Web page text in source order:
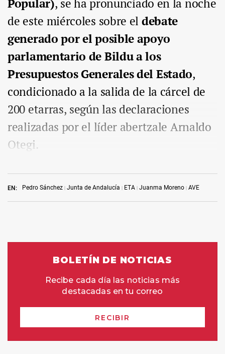
EN: Pedro Sánchez Junta de Andalucía ETA Juanma Moreno AVE
Popular), se ha pronunciado en la noche
de este miércoles sobre el debate
generado por el posible apoyo
parlamentario de Bildu a los
Presupuestos Generales del Estado,
condicionado a la salida de la cárcel de
200 etarras, según las declaraciones
realizadas por el líder abertzale Arnaldo
Otegi.